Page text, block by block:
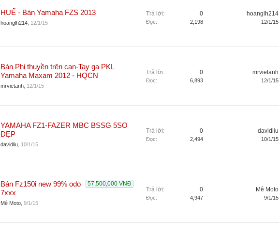
HUẾ - Bán Yamaha FZS 2013
hoanglh214 12/1/15
Trả lời: 0
Đọc: 2,198
hoanglh214
12/1/15
Bán Phi thuyền trên cạn-Tay ga PKL
Yamaha Maxam 2012 - HQCN
mrvietanh 12/1/15
Trả lời: 0
Đọc: 6,893
mrvietanh
12/1/15
YAMAHA FZ1-FAZER MBC BSSG 5SO
ĐẸP
davidliu 10/1/15
Trả lời: 0
Đọc: 2,494
davidliu
10/1/15
57,500,000 VNĐ
Bán Fz150i new 99% odo
7xxx
Mê Moto 9/1/15
Trả lời: 0
Đọc: 4,947
Mê Moto
9/1/15